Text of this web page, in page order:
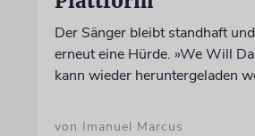
Der Sänger bleibt standhaft
erneut eine Hürde. »We Will
kann wieder heruntergeladen
von Imanuel Marcus